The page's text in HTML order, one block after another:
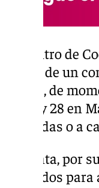
El Centro de
través de un
de que, de
Torre y 28 en
viviendas o a
La Junta, por
afectados